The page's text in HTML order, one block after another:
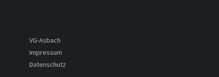
VG-Asbach
Impressum
Datenschutz